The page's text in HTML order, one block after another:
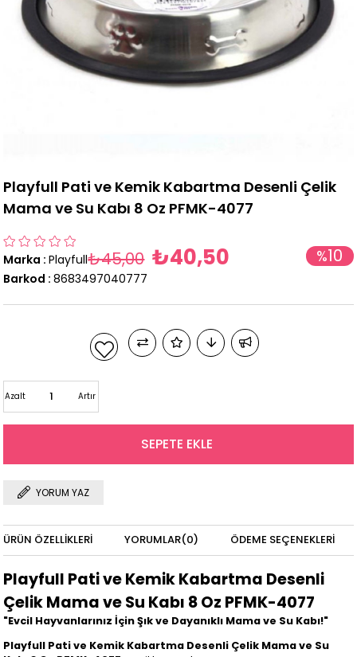
Playfull Pati ve Kemik Kabartma Desenli Çelik
Mama ve Su Kabı 8 Oz PFMK-4077
Marka : Playfull %10
₺45,00 ₺40,50
Barkod : 8683497040777
Artır
Azalt
YORUM YAZ
ÜRÜN ÖZELLIKLERI YORUMLAR(0) ÖDEME SEÇENEKLERI
Playfull Pati ve Kemik Kabartma Desenli
Çelik Mama ve Su Kabı 8 Oz PFMK-4077
"Evcil Hayvanlarınız İçin Şık ve Dayanıklı Mama ve Su Kabı!"
Playfull Pati ve Kemik Kabartma Desenli Çelik Mama ve Su